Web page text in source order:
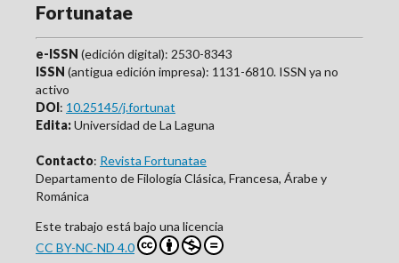
Fortunatae
e-ISSN (edición digital): 2530-8343
ISSN (antigua edición impresa): 1131-6810. ISSN ya no
activo
DOI: 10.25145/j.fortunat
Edita:Universidad de La Laguna
Contacto: Revista Fortunatae
Departamento de Filología Clásica, Francesa, Árabe y
Románica
Este trabajo está bajo una licencia
CC BY-NC-ND 4.0